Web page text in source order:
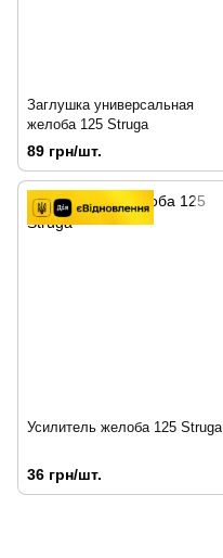
Заглушка универсальная
желоба 125 Struga
89 грн/шт.
Усилитель желоба 125 Struga
36 грн/шт.